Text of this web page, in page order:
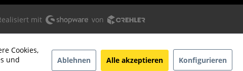
mit von
Cookies,
und
Ablehnen Alle akzeptieren Konfigurieren